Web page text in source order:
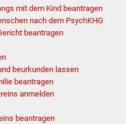
mit dem Kind beantragen
nach dem PsychKHG
beantragen
beurkunden lassen
beantragen
anmelden
beantragen